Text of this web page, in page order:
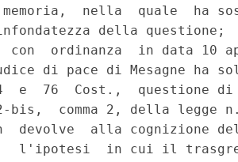
nella  quale  ha
della questione;
con  ordinanza  in data 10
di pace di Mesagne ha
e  76  Cost.,  questione
comma 2, della legge
devolve  alla cognizione
l'ipotesi  in cui il